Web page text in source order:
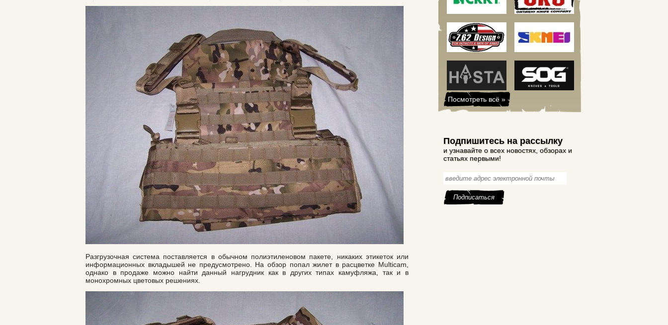
Разгрузочная система поставляется в обычном полиэтиленовом пакете, никаких этикеток или
информационных вкладышей не предусмотрено. На обзор попал жилет в расцветке Multicam,
однако в продаже можно найти данный нагрудник как в других типах камуфляжа, так и в
монохромных цветовых решениях.
Посмотреть всё »
Подпишитесь на рассылку
и узнавайте о всех новостях, обзорах и
статьях первыми!